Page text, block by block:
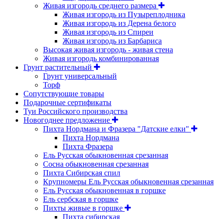
Живая изгородь среднего размера
Живая изгородь из Пузыреплодника
Живая изгородь из Дерена белого
Живая изгородь из Спиреи
Живая изгородь из Барбариса
Высокая живая изгородь - живая стена
Живая изгородь комбинированная
Грунт растительный
Грунт универсальный
Торф
Сопутствующие товары
Подарочные сертификаты
Туи Российского производства
Новогоднее предложение
Пихта Нордмана и Фразера "Датские елки"
Пихта Нордмана
Пихта Фразера
Ель Русская обыкновенная срезанная
Сосна обыкновенная срезанная
Пихта Сибирская спил
Крупномеры Ель Русская обыкновенная срезанная
Ель Русская обыкновенная в горшке
Ель сербская в горшке
Пихты живые в горшке
Пихта сибирская